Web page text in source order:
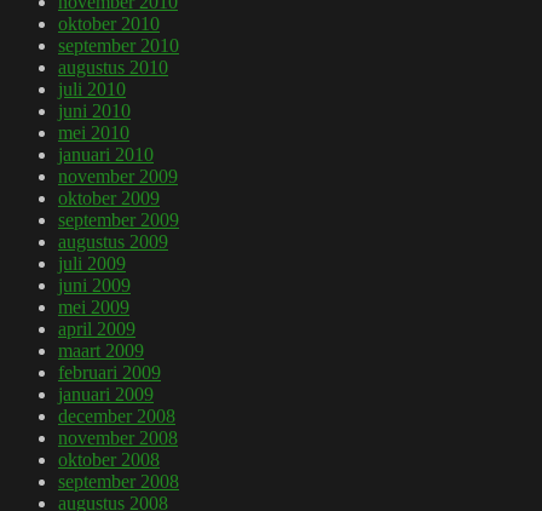
oktober 2010
september 2010
augustus 2010
juli 2010
juni 2010
mei 2010
januari 2010
november 2009
oktober 2009
september 2009
augustus 2009
juli 2009
juni 2009
mei 2009
april 2009
maart 2009
februari 2009
januari 2009
december 2008
november 2008
oktober 2008
september 2008
augustus 2008